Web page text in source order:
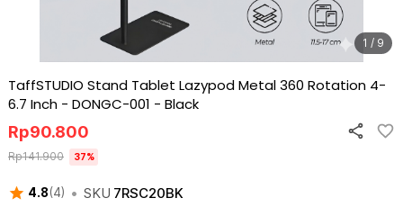
1 / 9
TaffSTUDIO Stand Tablet Lazypod Metal 360 Rotation 4-
6.7 Inch - DONGC-001 - Black
4.8(4) • SKU 7RSC20BK
Rp90.800
Rp141.900 37%